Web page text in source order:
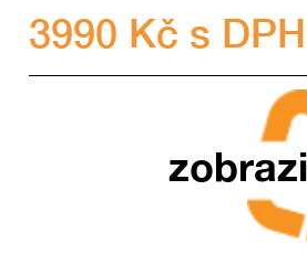
3990 Kč s DPH